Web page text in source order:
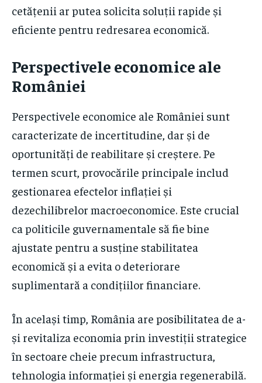
cetățenii ar putea solicita soluții rapide și
eficiente pentru redresarea economică.
Perspectivele economice ale
României
Perspectivele economice ale României sunt
caracterizate de incertitudine, dar și de
oportunități de reabilitare și creștere. Pe
termen scurt, provocările principale includ
gestionarea efectelor inflației și
dezechilibrelor macroeconomice. Este crucial
ca politicile guvernamentale să fie bine
ajustate pentru a susține stabilitatea
economică și a evita o deteriorare
suplimentară a condițiilor financiare.
În același timp, România are posibilitatea de a-
și revitaliza economia prin investiții strategice
în sectoare cheie precum infrastructura,
tehnologia informației și energia regenerabilă.